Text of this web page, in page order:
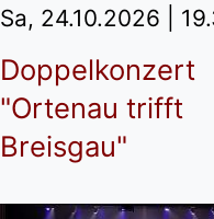
Sa, 24.10.2026 |
Doppelkonzert
"Ortenau trifft
Breisgau"